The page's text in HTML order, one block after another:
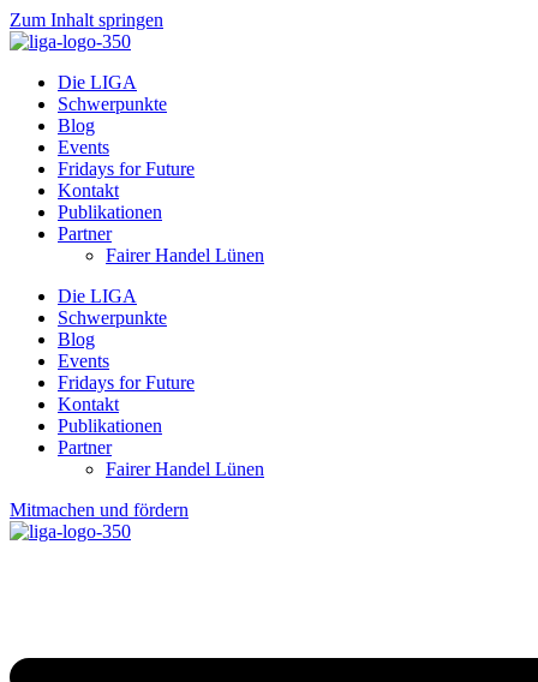
Zum Inhalt springen
Die LIGA
Schwerpunkte
Blog
Events
Fridays for Future
Kontakt
Publikationen
Partner
Fairer Handel Lünen
Die LIGA
Schwerpunkte
Blog
Events
Fridays for Future
Kontakt
Publikationen
Partner
Fairer Handel Lünen
Mitmachen und fördern